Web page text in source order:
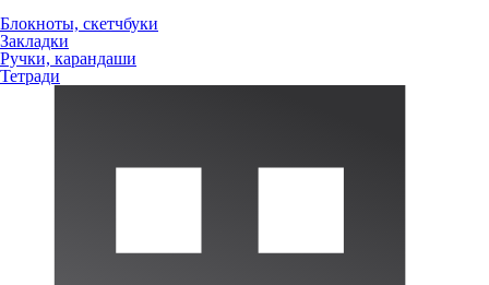
Блокноты, скетчбуки
Закладки
Ручки, карандаши
Тетради